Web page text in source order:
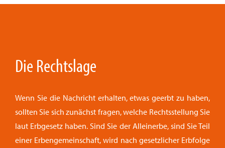
Die Rechtslage
Wenn Sie die Nachricht erhalten, etwas geerbt zu haben,
sollten Sie sich zunächst fragen, welche Rechtsstellung Sie
laut Erbgesetz haben. Sind Sie der Alleinerbe, sind Sie Teil
einer Erbengemeinschaft, wird nach gesetzlicher Erbfolge